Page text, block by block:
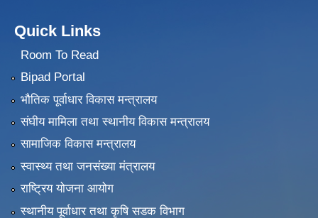
Quick Links
Room To Read
Bipad Portal
भौतिक पूर्वाधार विकास मन्त्रालय
संघीय मामिला तथा स्थानीय विकास मन्त्रालय
सामाजिक विकास मन्त्रालय
स्वास्थ्य तथा जनसंख्या मंत्रालय
राष्ट्रिय योजना आयोग
स्थानीय पूर्वाधार तथा कृषि सडक विभाग